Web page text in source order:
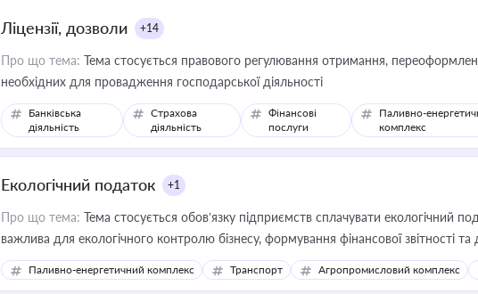
Ліцензії, дозволи +14
Про що тема: Тема стосується правового регулювання отримання,
необхідних для провадження господарської діяльності
Банківська
діяльність
Страхова
діяльність
Фінансові
послуги
Паливно-
комплекс
Екологічний податок +1
Про що тема: Тема стосується обов’язку підприємств сплачувати екологічний
важлива для екологічного контролю бізнесу, формування фінансової звітності
законодавства
Паливно-енергетичний комплекс Транспорт Агропромисловий комплекс